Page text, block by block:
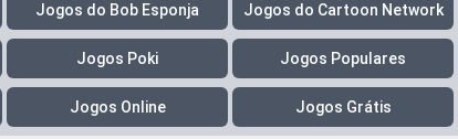
Jogos do Bob Esponja Jogos do Cartoon Network
Jogos Poki Jogos Populares
Jogos Online Jogos Grátis